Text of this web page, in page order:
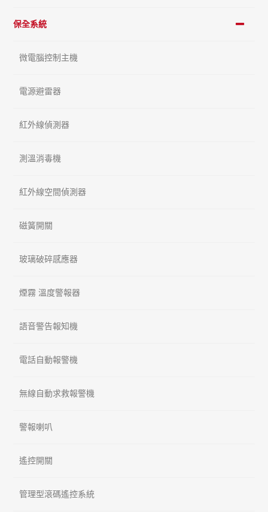
保全系統
微電腦控制主機
電源避雷器
紅外線偵測器
測溫消毒機
紅外線空間偵測器
磁簧開關
玻璃破碎感應器
煙霧 溫度警報器
語音警告報知機
電話自動報警機
無線自動求救報警機
警報喇叭
遙控開關
管理型滾碼遙控系統